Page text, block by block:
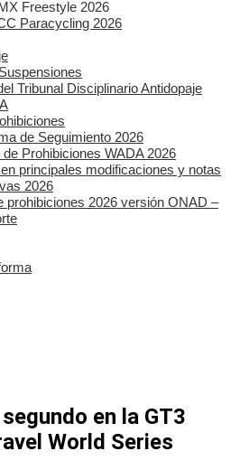
Freestyle 2026
Paracycling 2026
Tribunal Disciplinario Antidopaje
de Seguimiento 2026
de Prohibiciones WADA 2026
principales modificaciones y notas
2026
prohibiciones 2026 versión ONAD –
en la GT3
World Series